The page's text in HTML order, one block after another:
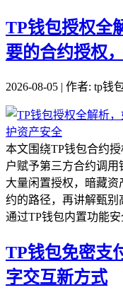
TP钱包授权全
要的合约授权
2026-08-05 | 作者: tp钱
本文围绕TP钱包合约
户赋予第三方合约调
大量闲置授权，暗藏
约的路径，再讲解甄别
通过TP钱包内置功能
TP钱包免密支
字交互新方式